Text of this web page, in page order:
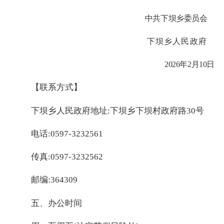
中共下坝乡委员会
下坝乡人民政府
2026年2 月 10日
【联系方式】
下坝乡人民政府地址:下坝乡下坝村政府路30号
电话:0597-3232561
传真:0597-3232562
邮编:364309
五、办公时间